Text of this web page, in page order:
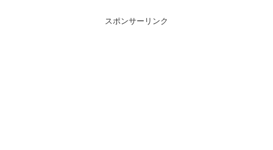
スポンサーリンク